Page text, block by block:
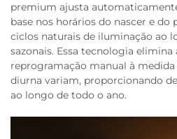
premium ajusta
base nos horários do nascer e do
ciclos naturais de iluminação ao
sazonais. Essa tecnologia elimina
reprogramação manual à medida
diurna variam, proporcionando
ao longo de todo o ano.